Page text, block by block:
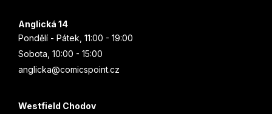
Anglická 14
Pondělí - Pátek, 11:00 - 19:00
Sobota, 10:00 - 15:00
anglicka@comicspoint.cz
Westfield Chodov